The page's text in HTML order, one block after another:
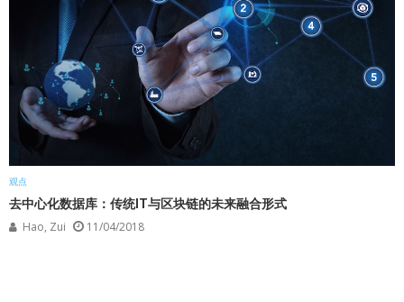
观点
去中心化数据库：传统IT与区块链的未来融合形式
Hao, Zui 11/04/2018